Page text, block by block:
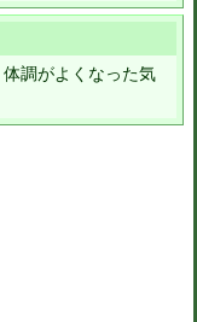
調がよくなった気